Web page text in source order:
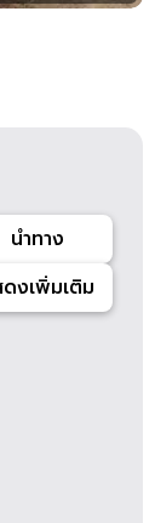
นำทาง
งเพิ่มเติม